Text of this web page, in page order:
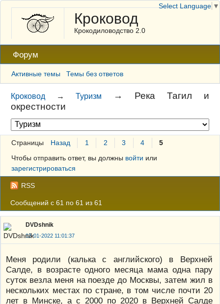
Кроковод
Крокодиловодство 2.0
Форум
Активные темы Темы без ответов
Кроковод →Туризм → Река Тагил и
окрестности
Страницы Назад 1 2 3 4
5
Чтобы отправить ответ, вы должны войти или
зарегистрироваться
RSS
Сообщений с 61 по 61 из 61
DVDshnik
02-01-2022 11:01:37
Меня родили (калька с английского) в Верхней
Салде, в возрасте одного месяца мама одна пару
суток везла меня на поезде до Москвы, затем жил в
нескольких местах по стране, в том числе почти 20
лет в Минске, а с 2000 по 2020 в Верхней Салде
Select Language ▼